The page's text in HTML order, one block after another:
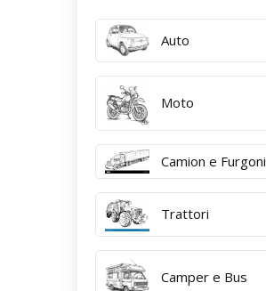
Auto
Moto
Camion e Furgoni
Trattori
Camper e Bus